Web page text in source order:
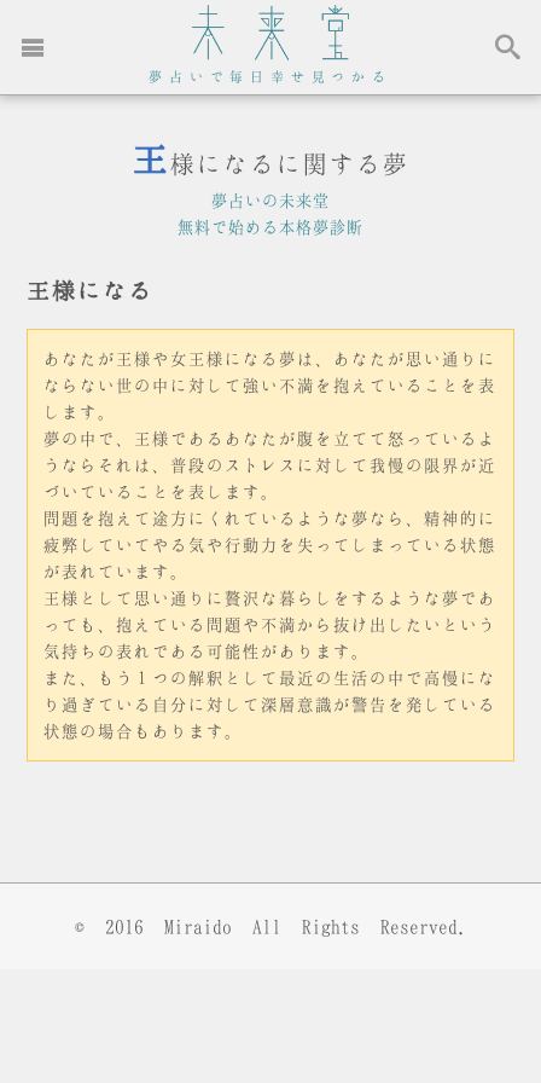
夢占いで毎日幸せ見つかる
王様になるに関する夢
夢占いの未来堂
無料で始める本格夢診断
王様になる
あなたが王様や女王様になる夢は、あなたが思い通りに
ならない世の中に対して強い不満を抱えていることを表
します。
夢の中で、王様であるあなたが腹を立てて怒っているよ
うならそれは、普段のストレスに対して我慢の限界が近
づいていることを表します。
問題を抱えて途方にくれているような夢なら、精神的に
疲弊していてやる気や行動力を失ってしまっている状態
が表れています。
王様として思い通りに贅沢な暮らしをするような夢であ
っても、抱えている問題や不満から抜け出したいという
気持ちの表れである可能性があります。
また、もう１つの解釈として最近の生活の中で高慢にな
り過ぎている自分に対して深層意識が警告を発している
状態の場合もあります。
© 2016 Miraido All Rights Reserved.